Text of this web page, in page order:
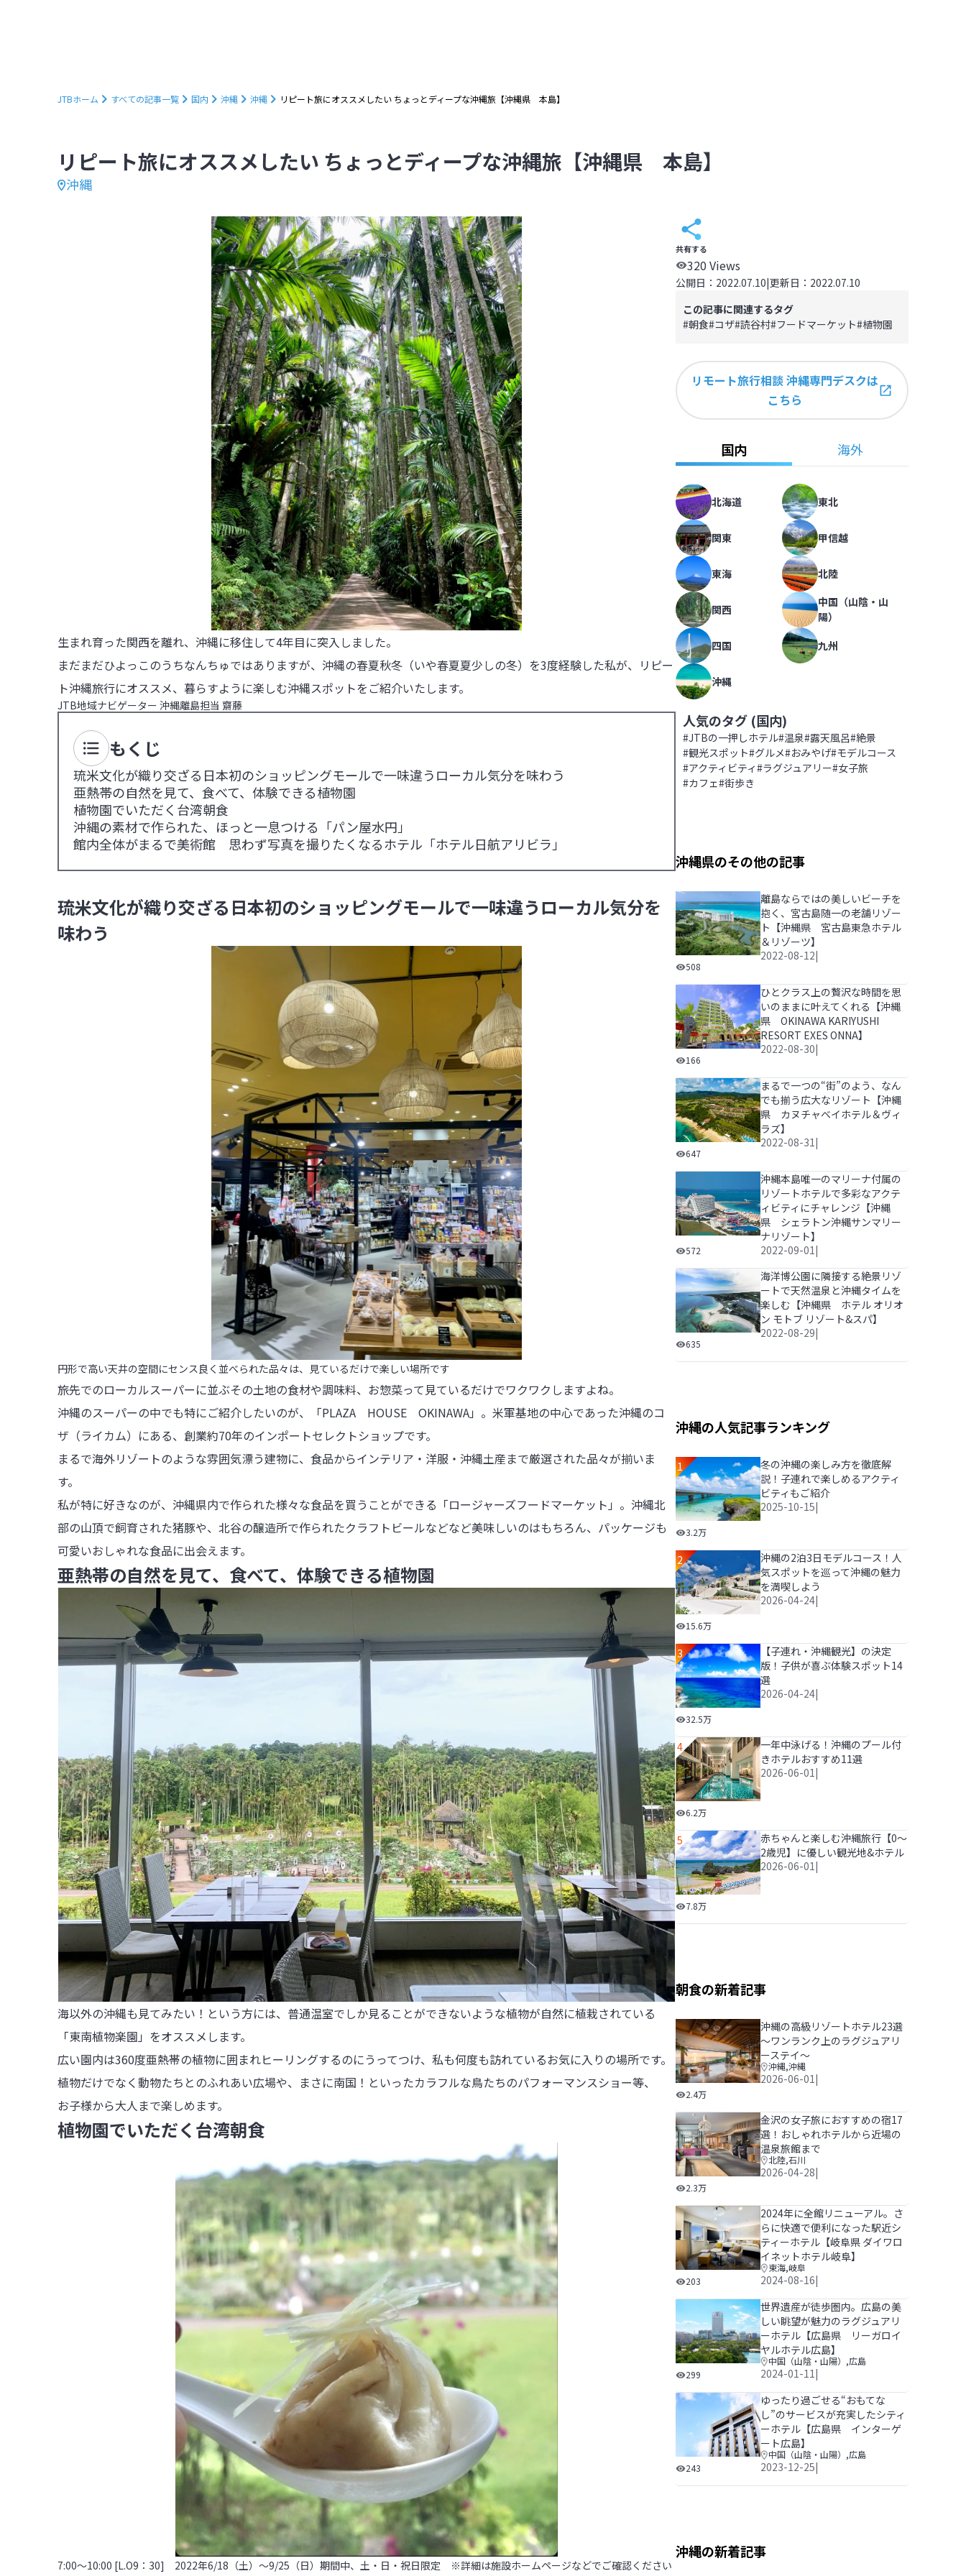
JTBホーム すべての記事一覧 国内 沖縄 沖縄 リピート旅にオススメしたい ちょっとディープな沖縄旅【沖縄県 本島】
リピート旅にオススメしたい ちょっとディープな沖縄旅【沖縄県 本島】
沖縄
生まれ育った関西を離れ、沖縄に移住して4年目に突入しました。
まだまだひよっこのうちなんちゅではありますが、沖縄の春夏秋冬（いや春夏夏少しの冬）を3度経験した私が、リピー
ト沖縄旅行にオススメ、暮らすように楽しむ沖縄スポットをご紹介いたします。
JTB地域ナビゲーター 沖縄離島担当 齋藤
もくじ
琉米文化が織り交ざる日本初のショッピングモールで一味違うローカル気分を味わう
亜熱帯の自然を見て、食べて、体験できる植物園
植物園でいただく台湾朝食
沖縄の素材で作られた、ほっと一息つける「パン屋水円」
館内全体がまるで美術館 思わず写真を撮りたくなるホテル「ホテル日航アリビラ」
琉米文化が織り交ざる日本初のショッピングモールで一味違うローカル気分を
味わう
円形で高い天井の空間にセンス良く並べられた品々は、見ているだけで楽しい場所です
旅先でのローカルスーパーに並ぶその土地の食材や調味料、お惣菜って見ているだけでワクワクしますよね。
沖縄のスーパーの中でも特にご紹介したいのが、「PLAZA　HOUSE　OKINAWA」。米軍基地の中心であった沖縄のコ
ザ（ライカム）にある、創業約70年のインポートセレクトショップです。
まるで海外リゾートのような雰囲気漂う建物に、食品からインテリア・洋服・沖縄土産まで厳選された品々が揃いま
す。
私が特に好きなのが、沖縄県内で作られた様々な食品を買うことができる「ロージャーズフードマーケット」。沖縄北
部の山頂で飼育された猪豚や、北谷の醸造所で作られたクラフトビールなどなど美味しいのはもちろん、パッケージも
可愛いおしゃれな食品に出会えます。
亜熱帯の自然を見て、食べて、体験できる植物園
海以外の沖縄も見てみたい！という方には、普通温室でしか見ることができないような植物が自然に植栽されている
「東南植物楽園」をオススメします。
広い園内は360度亜熱帯の植物に囲まれヒーリングするのにうってつけ、私も何度も訪れているお気に入りの場所です。
植物だけでなく動物たちとのふれあい広場や、まさに南国！といったカラフルな鳥たちのパフォーマンスショー等、
お子様から大人まで楽しめます。
植物園でいただく台湾朝食
7:00～10:00 [L.O9：30] 2022年6/18（土）～9/25（日）期間中、土・日・祝日限定 ※詳細は施設ホームページなどでご確認ください
共有する
320 Views
公開日： 2022.07.10|更新日： 2022.07.10
この記事に関連するタグ
#朝食#コザ#読谷村#フードマーケット#植物園
リモート旅行相談 沖縄専門デスクは
こちら
国内 海外
北海道 東北
関東 甲信越
東海 北陸
関西
中国（山陰・山
陽）
四国
九州
沖縄
人気のタグ (国内)
#JTBの一押しホテル#温泉#露天風呂#絶景
#観光スポット#グルメ#おみやげ#モデルコース
#アクティビティ#ラグジュアリー#女子旅
#カフェ#街歩き
沖縄県のその他の記事
離島ならではの美しいビーチを抱く、宮古島随一の老
508
離島ならではの美しいビーチを
抱く、宮古島随一の老舗リゾー
ト【沖縄県 宮古島東急ホテル
＆リゾーツ】
2022-08-12|
ひとクラス上の贅沢な時間を思いのままに叶えてくれ
166
ひとクラス上の贅沢な時間を思
いのままに叶えてくれる【沖縄
県 OKINAWA KARIYUSHI
RESORT EXES ONNA】
2022-08-30|
まるで一つの“街”のよう、なんでも揃う広大なリゾー
647
まるで一つの“街”のよう、なん
でも揃う広大なリゾート【沖縄
県 カヌチャベイホテル＆ヴィ
ラズ】
2022-08-31|
沖縄本島唯一のマリーナ付属のリゾートホテルで多彩
572
沖縄本島唯一のマリーナ付属の
リゾートホテルで多彩なアクテ
ィビティにチャレンジ【沖縄
県 シェラトン沖縄サンマリー
ナリゾート】
2022-09-01|
海洋博公園に隣接する絶景リゾートで天然温泉と沖縄
635
海洋博公園に隣接する絶景リゾ
ートで天然温泉と沖縄タイムを
楽しむ【沖縄県 ホテル オリオ
ン モトブ リゾート&スパ】
2022-08-29|
沖縄の人気記事ランキング
1
冬の沖縄の楽しみ方を徹底解説！子連れで楽しめるア
3.2万
冬の沖縄の楽しみ方を徹底解
説！子連れで楽しめるアクティ
ビティもご紹介
2025-10-15|
2
沖縄の2泊3日モデルコース！人気スポットを巡って沖
15.6万
沖縄の2泊3日モデルコース！人
気スポットを巡って沖縄の魅力
を満喫しよう
2026-04-24|
3
【子連れ・沖縄観光】の決定版！子供が喜ぶ体験スポ
32.5万
【子連れ・沖縄観光】の決定
版！子供が喜ぶ体験スポット14
選
2026-04-24|
4
一年中泳げる！沖縄のプール付きホテルおすすめ11選
6.2万
一年中泳げる！沖縄のプール付
きホテルおすすめ11選
2026-06-01|
5
赤ちゃんと楽しむ沖縄旅行【0～2歳児】に優しい観光
7.8万
赤ちゃんと楽しむ沖縄旅行【0～
2歳児】に優しい観光地&ホテル
2026-06-01|
朝食の新着記事
沖縄の高級リゾートホテル23選～ワンランク上のラグ
2.4万
沖縄の高級リゾートホテル23選
～ワンランク上のラグジュアリ
ーステイ～
沖縄,沖縄
2026-06-01|
金沢の女子旅におすすめの宿17選！おしゃれホテルか
2.3万
金沢の女子旅におすすめの宿17
選！おしゃれホテルから近場の
温泉旅館まで
北陸,石川
2026-04-28|
2024年に全館リニューアル。さらに快適で便利になっ
203
2024年に全館リニューアル。さ
らに快適で便利になった駅近シ
ティーホテル【岐阜県 ダイワロ
イネットホテル岐阜】
東海,岐阜
2024-08-16|
世界遺産が徒歩圏内。広島の美しい眺望が魅力のラグ
299
世界遺産が徒歩圏内。広島の美
しい眺望が魅力のラグジュアリ
ーホテル【広島県 リーガロイ
ヤルホテル広島】
中国（山陰・山陽） ,広島
2024-01-11|
ゆったり過ごせる“おもてなし”のサービスが充実した
243
ゆったり過ごせる“おもてな
し”のサービスが充実したシティ
ーホテル【広島県 インターゲ
ート広島】
中国（山陰・山陽） ,広島
2023-12-25|
沖縄の新着記事